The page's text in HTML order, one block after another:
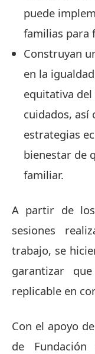
puede
familias para
Construyan
en la
equitativa
cuidados, así
estrategias
bienestar de
familiar.
A partir de
sesiones
trabajo, se
garantizar
replicable en
Con el apoyo
de